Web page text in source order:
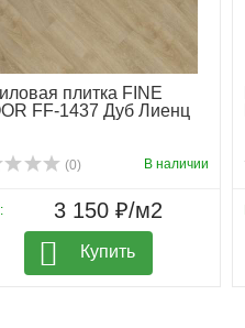
плитка FINE
FF-1437 Дуб Лиенц
(0) В наличии
3 150 ₽/м2
Купить